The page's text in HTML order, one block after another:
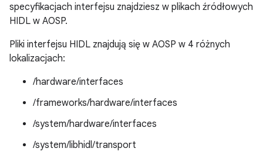
specyfikacjach interfejsu znajdziesz w plikach źródłowych
HIDL w AOSP.
Pliki interfejsu HIDL znajdują się w AOSP w 4 różnych
lokalizacjach:
/hardware/interfaces
/frameworks/hardware/interfaces
/system/hardware/interfaces
/system/libhidl/transport